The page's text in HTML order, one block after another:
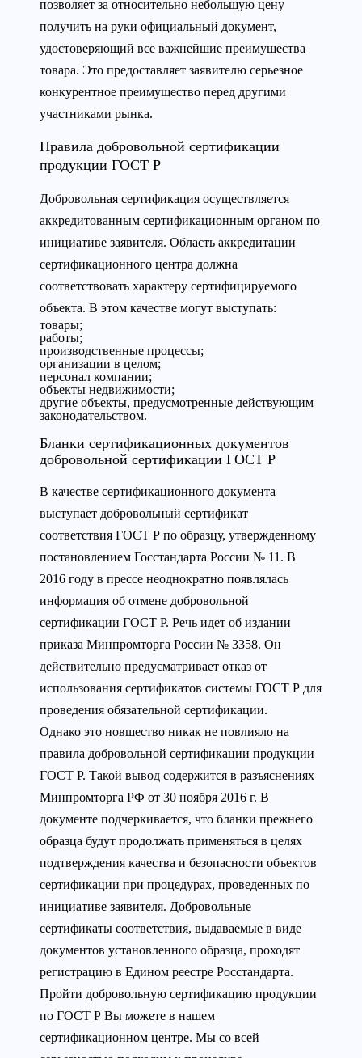
позволяет за относительно небольшую цену
получить на руки официальный документ,
удостоверяющий все важнейшие преимущества
товара. Это предоставляет заявителю серьезное
конкурентное преимущество перед другими
участниками рынка.
Правила добровольной сертификации
продукции ГОСТ Р
Добровольная сертификация осуществляется
аккредитованным сертификационным органом по
инициативе заявителя. Область аккредитации
сертификационного центра должна
соответствовать характеру сертифицируемого
объекта. В этом качестве могут выступать:
товары;
работы;
производственные процессы;
организации в целом;
персонал компании;
объекты недвижимости;
другие объекты, предусмотренные действующим
законодательством.
Бланки сертификационных документов
добровольной сертификации ГОСТ Р
В качестве сертификационного документа
выступает добровольный сертификат
соответствия ГОСТ Р по образцу, утвержденному
постановлением Госстандарта России № 11. В
2016 году в прессе неоднократно появлялась
информация об отмене добровольной
сертификации ГОСТ Р. Речь идет об издании
приказа Минпромторга России № 3358. Он
действительно предусматривает отказ от
использования сертификатов системы ГОСТ Р для
проведения обязательной сертификации.
Однако это новшество никак не повлияло на
правила добровольной сертификации продукции
ГОСТ Р. Такой вывод содержится в разъяснениях
Минпромторга РФ от 30 ноября 2016 г. В
документе подчеркивается, что бланки прежнего
образца будут продолжать применяться в целях
подтверждения качества и безопасности объектов
сертификации при процедурах, проведенных по
инициативе заявителя. Добровольные
сертификаты соответствия, выдаваемые в виде
документов установленного образца, проходят
регистрацию в Едином реестре Росстандарта.
Пройти добровольную сертификацию продукции
по ГОСТ Р Вы можете в нашем
сертификационном центре. Мы со всей